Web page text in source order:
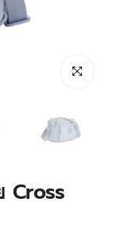
คลิกเพื่อขย
Cross